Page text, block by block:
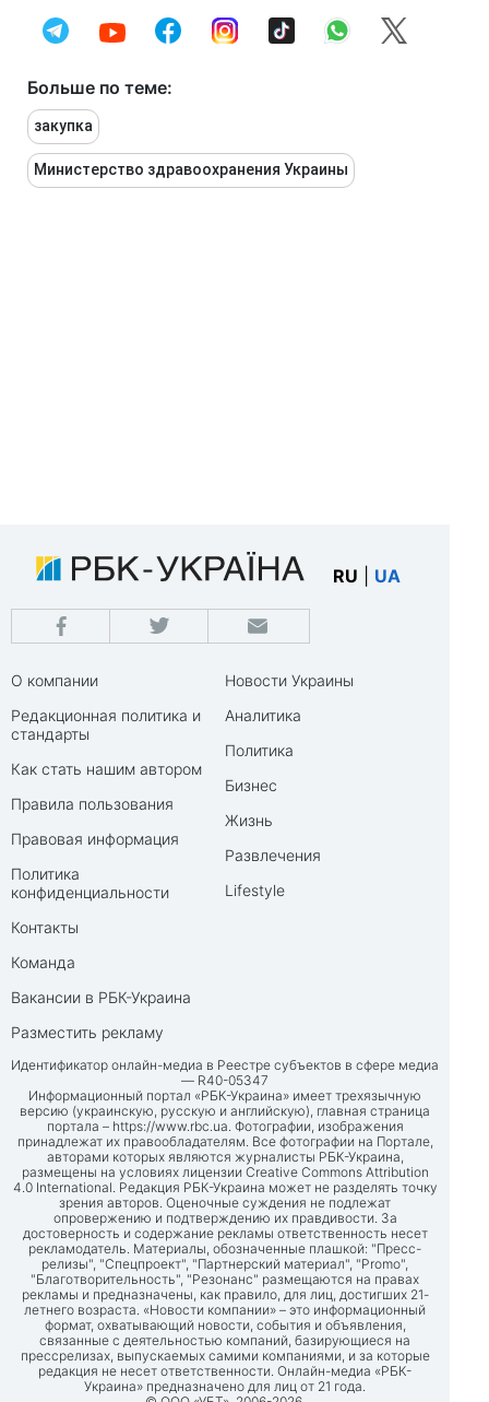
Больше по теме:
закупка
Министерство здравоохранения Украины
RU UA
О компании
Редакционная политика и
стандарты
Как стать нашим автором
Правила пользования
Правовая информация
Политика
конфиденциальности
Контакты
Команда
Вакансии в РБК-Украина
Разместить рекламу
Новости Украины
Аналитика
Политика
Бизнес
Жизнь
Развлечения
Lifestyle
Идентификатор онлайн-медиа в Реестре субъектов в сфере медиа
— R40-05347
Информационный портал «РБК-Украина» имеет трехязычную
версию (украинскую, русскую и английскую), главная страница
портала – https://www.rbc.ua. Фотографии, изображения
принадлежат их правообладателям. Все фотографии на Портале,
авторами которых являются журналисты РБК-Украина,
размещены на условиях лицензии Creative Commons Attribution
4.0 International. Редакция РБК-Украина может не разделять точку
зрения авторов. Оценочные суждения не подлежат
опровержению и подтверждению их правдивости. За
достоверность и содержание рекламы ответственность несет
рекламодатель. Материалы, обозначенные плашкой: "Пресс-
релизы", "Спецпроект", "Партнерский материал", "Promo",
"Благотворительность", "Резонанс" размещаются на правах
рекламы и предназначены, как правило, для лиц, достигших 21-
летнего возраста. «Новости компании» – это информационный
формат, охватывающий новости, события и объявления,
связанные с деятельностью компаний, базирующиеся на
прессрелизах, выпускаемых самими компаниями, и за которые
редакция не несет ответственности. Онлайн-медиа «РБК-
Украина» предназначено для лиц от 21 года.